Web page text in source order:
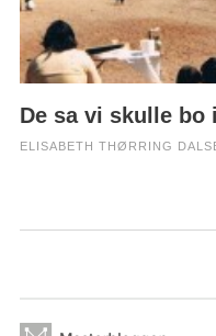
De sa vi skulle bo
ELISABETH THØRRING